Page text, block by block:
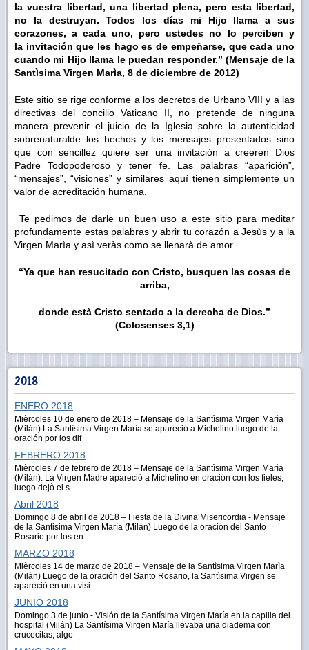
la vuestra libertad, una libertad plena, pero esta libertad,
no la destruyan. Todos los días mi Hijo llama a sus
corazones, a cada uno, pero ustedes no lo perciben y
la invitación que les hago es de empeñarse, que cada uno
cuando mi Hijo llama le puedan responder.” (Mensaje de la
Santìsima Virgen Marìa, 8 de diciembre de 2012)
Este sitio se rige conforme a los decretos de Urbano VIII y a las
directivas del concilio Vaticano II, no pretende de ninguna
manera prevenir el juicio de la Iglesia sobre la autenticidad
sobrenaturalde los hechos y los mensajes presentados sino
que con sencillez quiere ser una invitación a creeren Dios
Padre Todopoderoso y tener fe. Las palabras “aparición”,
“mensajes”, “visiones” y similares aquí tienen simplemente un
valor de acreditación humana.
Te pedimos de darle un buen uso a este sitio para meditar
profundamente estas palabras y abrir tu corazón a Jesùs y a la
Virgen Marìa y asì veràs como se llenarà de amor.
“Ya que han resucitado con Cristo, busquen las cosas de
arriba,
donde està Cristo sentado a la derecha de Dios.”
(Colosenses 3,1)
2018
ENERO 2018
Mièrcoles 10 de enero de 2018 – Mensaje de la Santìsima Virgen Marìa
(Milàn) La Santìsima Virgen Marìa se apareció a Michelino luego de la
oración por los dif
FEBRERO 2018
Mièrcoles 7 de febrero de 2018 – Mensaje de la Santìsima Virgen Marìa
(Milàn). La Virgen Madre apareció a Michelino en oración con los fieles,
luego dejò el s
Abril 2018
Domingo 8 de abril de 2018 – Fiesta de la Divina Misericordia - Mensaje
de la Santisima Virgen Marìa (Milàn) Luego de la oración del Santo
Rosario por los en
MARZO 2018
Mièrcoles 14 de marzo de 2018 – Mensaje de la Santìsima Virgen Marìa
(Milàn) Luego de la oración del Santo Rosario, la Santìsima Virgen se
apareció en una visi
JUNIO 2018
Domingo 3 de junio - Visión de la Santísima Virgen María en la capilla del
hospital (Milán) La Santísima Virgen María llevaba una diadema con
crucecitas, algo